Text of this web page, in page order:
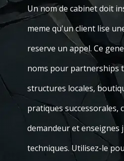
Un nom de cabinet doit
meme qu'un client lise
reserve un appel. Ce
noms pour partnerships
structures locales,
pratiques successorales,
demandeur et enseignes
techniques. Utilisez-le